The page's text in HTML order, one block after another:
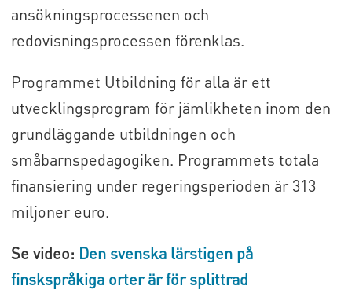
ansökningsprocessenen och
redovisningsprocessen förenklas.
Programmet Utbildning för alla är ett
utvecklingsprogram för jämlikheten inom den
grundläggande utbildningen och
småbarnspedagogiken. Programmets totala
finansiering under regeringsperioden är 313
miljoner euro.
Se video: Den svenska lärstigen på
finskspråkiga orter är för splittrad